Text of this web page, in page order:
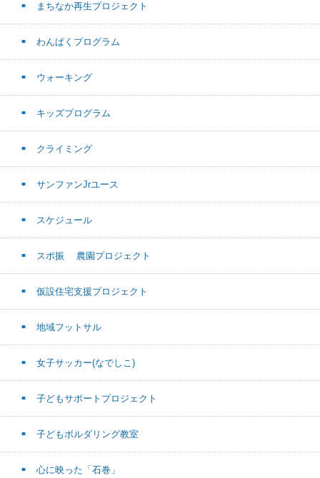
まちなか再生プロジェクト
わんぱくプログラム
ウォーキング
キッズプログラム
クライミング
サンファンJrユース
スケジュール
スポ振 農園プロジェクト
仮設住宅支援プロジェクト
地域フットサル
女子サッカー(なでしこ)
子どもサポートプロジェクト
子どもボルダリング教室
心に映った「石巻」